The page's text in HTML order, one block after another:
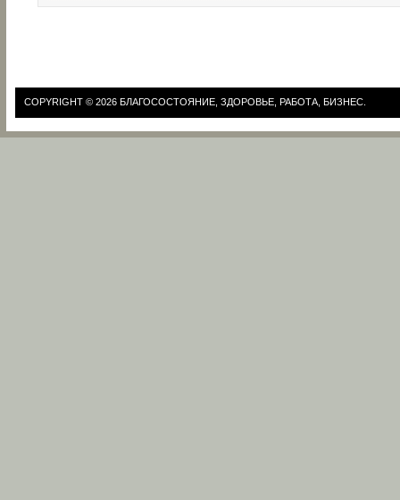
COPYRIGHT © 2026 БЛАГОСОСТОЯНИЕ, ЗДОРОВЬЕ, РАБОТА, БИЗНЕС.